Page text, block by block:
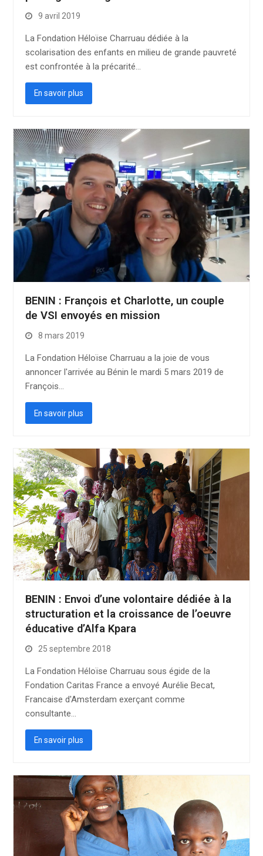
9 avril 2019
La Fondation Héloïse Charruau dédiée à la
scolarisation des enfants en milieu de grande pauvreté
est confrontée à la précarité…
En savoir plus
BENIN : François et Charlotte, un couple
de VSI envoyés en mission
8 mars 2019
La Fondation Héloïse Charruau a la joie de vous
annoncer l'arrivée au Bénin le mardi 5 mars 2019 de
François…
En savoir plus
BENIN : Envoi d’une volontaire dédiée à la
structuration et la croissance de l’oeuvre
éducative d’Alfa Kpara
25 septembre 2018
La Fondation Héloïse Charruau sous égide de la
Fondation Caritas France a envoyé Aurélie Becat,
Francaise d'Amsterdam exerçant comme
consultante…
En savoir plus